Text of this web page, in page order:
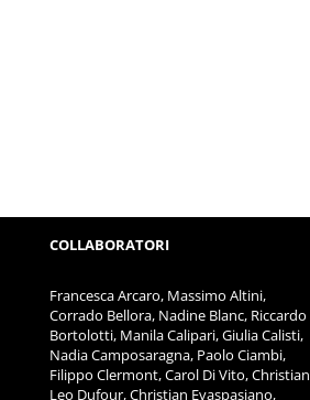
COLLABORATORI
Francesca Arcaro, Massimo Altini,
Corrado Bellora, Nadine Blanc, Riccardo
Bortolotti, Manila Calipari, Giulia Calisti,
Nadia Camposaragna, Paolo Ciambi,
Filippo Clermont, Carol Di Vito, Christian
Leo Dufour, Christian Evaspasiano,